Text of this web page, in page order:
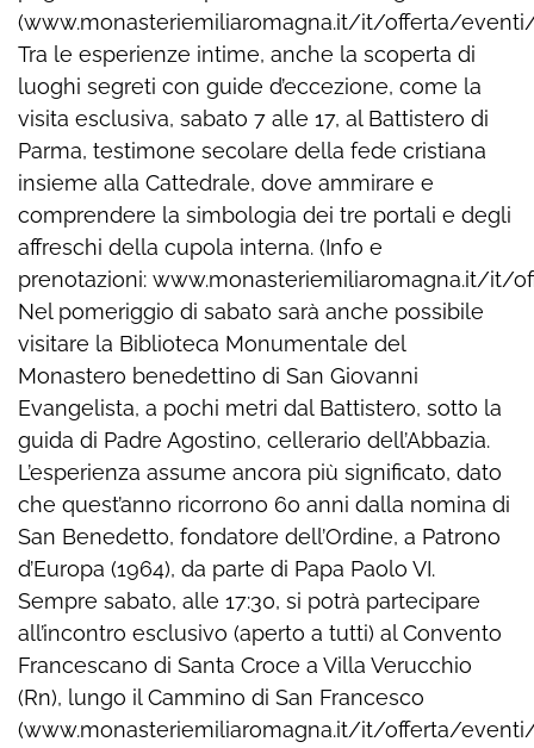
(www.monasteriemiliaromagna.it/it/offerta/
Tra le esperienze intime, anche la scoperta di
luoghi segreti con guide d’eccezione, come la
visita esclusiva, sabato 7 alle 17, al Battistero di
Parma, testimone secolare della fede cristiana
insieme alla Cattedrale, dove ammirare e
comprendere la simbologia dei tre portali e degli
affreschi della cupola interna. (Info e
prenotazioni: www.monasteriemiliaromagna.it/it/
Nel pomeriggio di sabato sarà anche possibile
visitare la Biblioteca Monumentale del
Monastero benedettino di San Giovanni
Evangelista, a pochi metri dal Battistero, sotto la
guida di Padre Agostino, cellerario dell’Abbazia.
L’esperienza assume ancora più significato, dato
che quest’anno ricorrono 60 anni dalla nomina di
San Benedetto, fondatore dell’Ordine, a Patrono
d’Europa (1964), da parte di Papa Paolo VI.
Sempre sabato, alle 17:30, si potrà partecipare
all’incontro esclusivo (aperto a tutti) al Convento
Francescano di Santa Croce a Villa Verucchio
(Rn), lungo il Cammino di San Francesco
(www.monasteriemiliaromagna.it/it/offerta/eventi/